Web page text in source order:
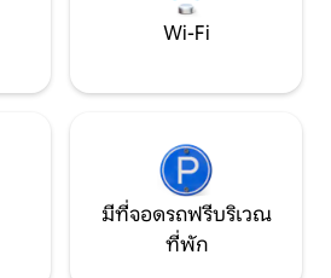
Wi-Fi
มีที่จอดรถฟรีบริเวณ
ที่พัก